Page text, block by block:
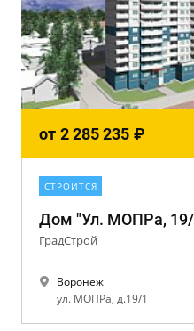
от 2 285 235 ₽
СТРОИТСЯ
Дом "Ул. МОПРа,
ГрадСтрой
Воронеж
ул. МОПРа, д.19/1